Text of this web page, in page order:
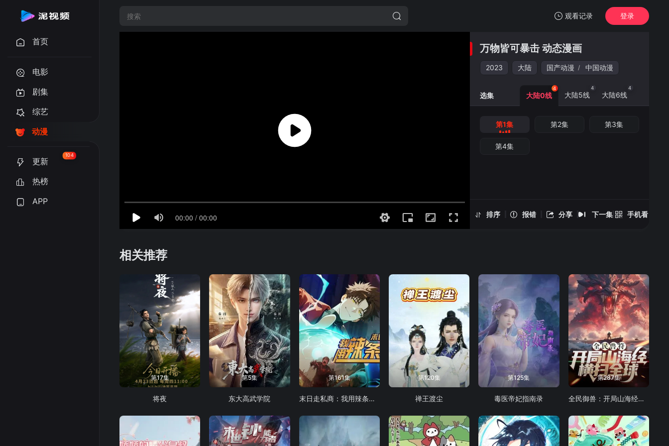
观看记录
我的观影记录
第1集
万物皆可暴击 动态漫画
登录
首页
电影
剧集
综艺
动漫
更新
104
热榜
APP
万物皆可暴击 动态漫画
2023 大陆 国产动漫 / 中国动漫
排序 报错 分享 下一集 手机看
万物皆可暴击 动态漫画 -第1集
选集 大陆0线
4
大陆5线
4
大陆6线
4
第1集 第2集 第3集
第4集
相关推荐
第17集
将夜
第5集
东大高武学院
第161集
末日走私商：我用辣条换金砖动态漫画
第120集
禅王渡尘
第125集
毒医帝妃指南录
第287集
全民御兽：开局山海经，我横扫全球